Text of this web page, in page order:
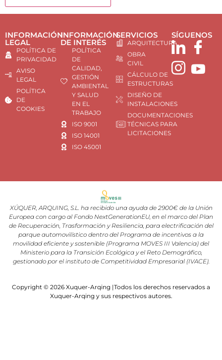
INFORMACIÓN
LEGAL
POLÍTICA DE
PRIVACIDAD
AVISO
LEGAL
POLÍTICA
DE
COOKIES
INFORMACIÓN
DE INTERÉS
POLÍTICA
DE
CALIDAD,
GESTIÓN
AMBIENTAL
Y SALUD
EN EL
TRABAJO
ISO 9001
ISO 14001
ISO 45001
SERVICIOS
ARQUITECTURA
OBRA
CIVIL
CÁLCULO DE
ESTRUCTURAS
DISEÑO DE
INSTALACIONES
DOCUMENTACIONES
TÉCNICAS PARA
LICITACIONES
SÍGUENOS
XÚQUER, ARQUING, S.L. ha recibido una ayuda de 2900€ de la Unión
Europea con cargo al Fondo NextGenerationEU, en el marco del Plan
de Recuperación, Trasformación y Resiliencia, para electrificación del
parque automovilístico dentro del Programa de incentivos a la
movilidad eficiente y sostenible (Programa MOVES III Valencia) del
Ministerio para la Transición Ecológica y el Reto Demográfico,
gestionado por el instituto de Competitividad Empresarial (IVACE).
Copyright © 2026 Xuquer-Arqing |Todos los derechos reservados a
Xuquer-Arqing y sus respectivos autores.